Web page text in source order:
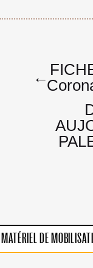
de
l’article
←
MATÉRIEL DE